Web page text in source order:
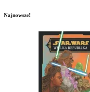
Najnowsze!